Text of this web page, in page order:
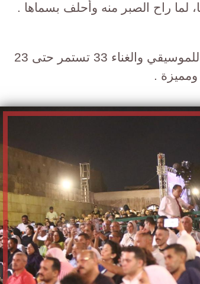
لما راح الصبر منه وأحلف بسماها .
جدير بالذكر أن فعاليات مهرجان القلعة الدولي للموسيقي والغناء 33 تستمر حتى 23
.